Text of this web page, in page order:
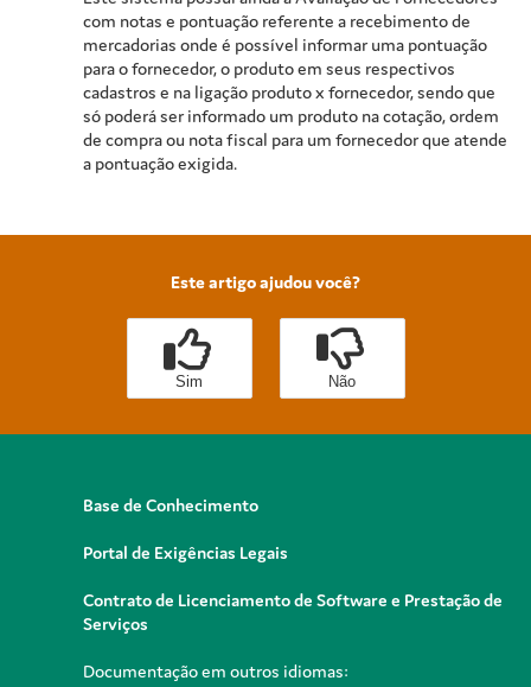
com notas e pontuação referente a recebimento de
mercadorias onde é possível informar uma pontuação
para o fornecedor, o produto em seus respectivos
cadastros e na ligação produto x fornecedor, sendo que
só poderá ser informado um produto na cotação, ordem
de compra ou nota fiscal para um fornecedor que atende
a pontuação exigida.
Este artigo ajudou você?
Sim Não
Base de Conhecimento
Portal de Exigências Legais
Contrato de Licenciamento de Software e Prestação de
Serviços
Documentação em outros idiomas: